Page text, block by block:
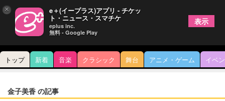
トップ 新着 音楽 クラシック 舞台 アニメ・ゲーム イベ
金子美香 の記事
× e＋(イープラス)アプリ - チケッ
ト・ニュース・スマチケ
eplus inc.
無料 - Google Play
表示